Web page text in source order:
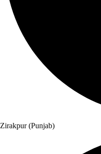
Zirakpur (Punjab)